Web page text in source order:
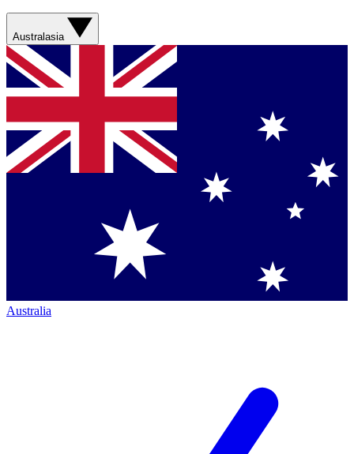
Australasia
Australia